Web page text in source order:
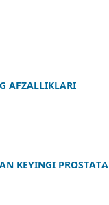
AFZALLIKLARI
KEYINGI PROSTATA